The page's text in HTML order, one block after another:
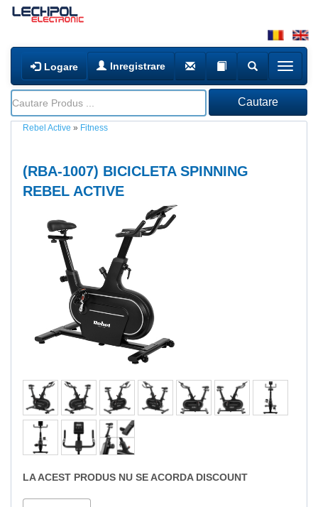
Logare Inregistrare
Rebel Active » Fitness
(RBA-1007) BICICLETA SPINNING
REBEL ACTIVE
LA ACEST PRODUS NU SE ACORDA DISCOUNT